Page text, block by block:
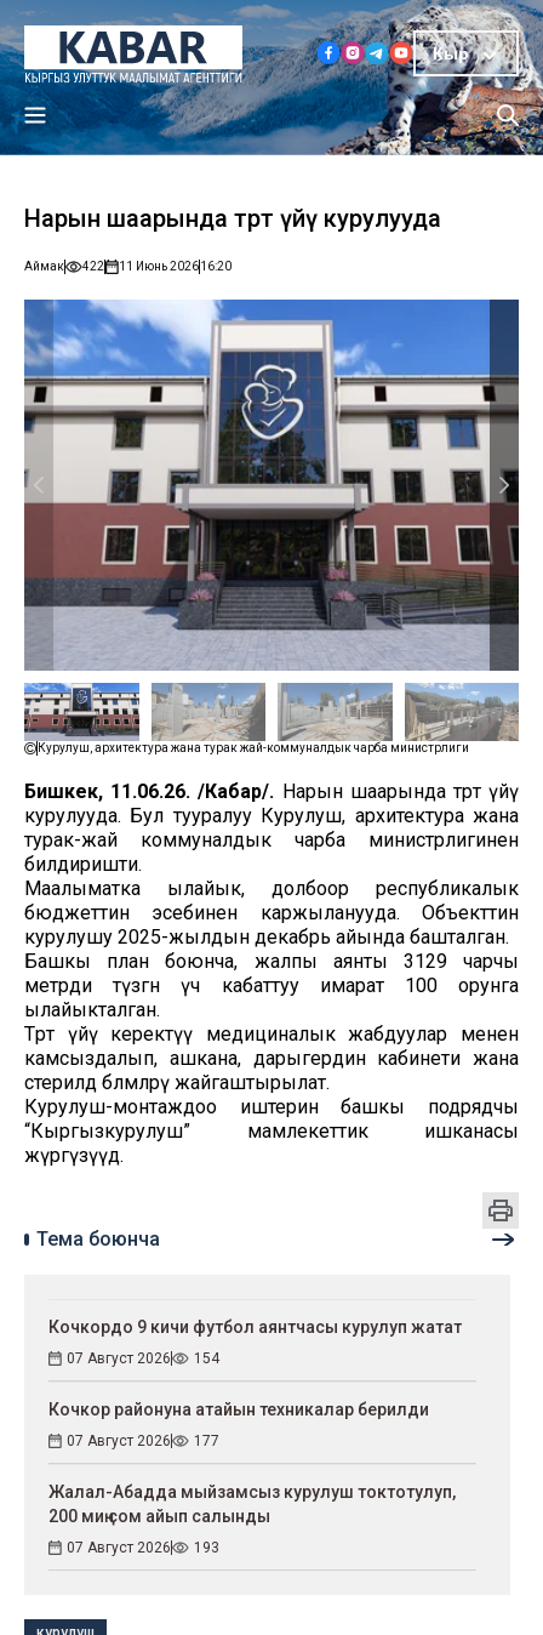
Кыр
Нарын шаарында төрөт үйү курулууда
Аймак 422 11 Июнь 202616:20
Курулуш, архитектура жана турак жай-коммуналдык чарба министрлиги
Бишкек, 11.06.26. /Кабар/. Нарын шаарында төрөт үйү
курулууда. Бул тууралуу Курулуш, архитектура жана
турак-жай коммуналдык чарба министрлигинен
билдиришти.
Маалыматка ылайык, долбоор республикалык
бюджеттин эсебинен каржыланууда. Объекттин
курулушу 2025-жылдын декабрь айында башталган.
Башкы план боюнча, жалпы аянты 3129 чарчы
метрди түзгөн үч кабаттуу имарат 100 орунга
ылайыкталган.
Төрөт үйү керектүү медициналык жабдуулар менен
камсыздалып, ашкана, дарыгердин кабинети жана
стерилдөө бөлмөлөрү жайгаштырылат.
Курулуш-монтаждоо иштерин башкы подрядчы
“Кыргызкурулуш” мамлекеттик ишканасы
жүргүзүүдө.
Тема боюнча
Кочкордо 9 кичи футбол аянтчасы курулуп жатат
07 Август 2026 154
Кочкор районуна атайын техникалар берилди
07 Август 2026 177
Жалал-Абадда мыйзамсыз курулуш токтотулуп,
200 миң сом айып салынды
07 Август 2026 193